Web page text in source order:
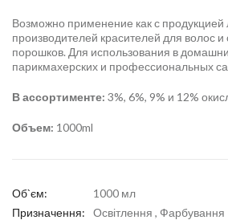
Возможно применение как с
производителей красителей для волос
порошков. Для использования в
парикмахерских и профессиональных
В ассортименте: 3%, 6%, 9% и 12%
Объем: 1000ml
Об`єм:
1000 мл
Призначення:
Освітлення , Фарбування